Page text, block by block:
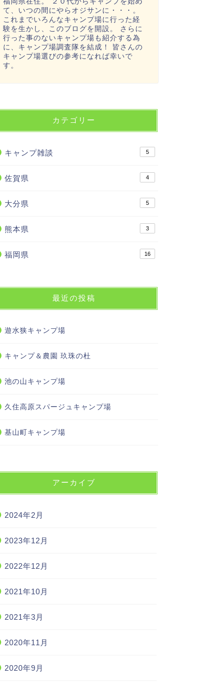
て、いつの間にやらオジサンに・・・。
これまでいろんなキャンプ場に行った経
験を生かし、このブログを開設。 さらに
行った事のないキャンプ場も紹介する為
に、キャンプ場調査隊を結成！ 皆さんの
キャンプ場選びの参考になれば幸いで
す。
カテゴリー
キャンプ雑談 5
佐賀県 4
大分県 5
熊本県 3
福岡県 16
最近の投稿
遊水狭キャンプ場
キャンプ＆農園 玖珠の杜
池の山キャンプ場
久住高原スパージュキャンプ場
基山町キャンプ場
アーカイブ
2024年2月
2023年12月
2022年12月
2021年10月
2021年3月
2020年11月
2020年9月